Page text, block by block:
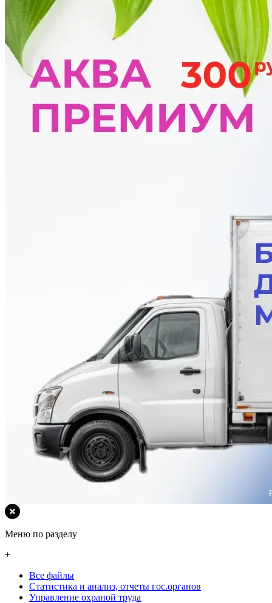
Меню по разделу
+
Все файлы
Статистика и анализ, отчеты гос.органов
Управление охраной труда